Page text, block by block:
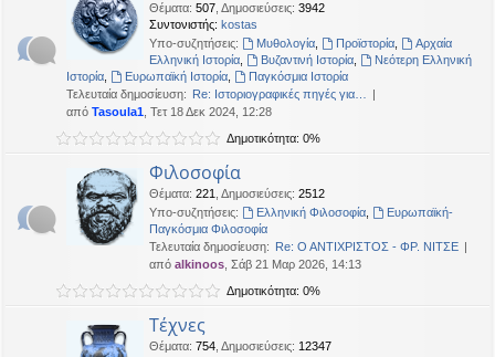
Θέματα: 507 Δημοσιεύσεις: 3942
Συντονιστής: kostas
Υπο-συζητήσεις:
Μυθολογία, Προϊστορία,
Αρχαία
Ελληνική Ιστορία
Βυζαντινή Ιστορία,
Νεότερη Ελληνική
Ιστορία
Ευρωπαϊκή Ιστορία,
Παγκόσμια Ιστορία
Τελευταία δημοσίευση: Re: Ιστοριογραφικές πηγές για…
από Tasoula1 , Τετ 18 Δεκ 2024, 12:28
Δημοτικότητα: 0%
Φιλοσοφία
Θέματα: 221 Δημοσιεύσεις: 2512
Υπο-συζητήσεις:
Ελληνική Φιλοσοφία,
Ευρωπαϊκή-
Παγκόσμια Φιλοσοφία
Τελευταία δημοσίευση: Re: Ο ΑΝΤΙΧΡΙΣΤΟΣ - ΦΡ. ΝΙΤΣΕ
από alkinoos , Σάβ 21 Μαρ 2026, 14:13
Δημοτικότητα: 0%
Τέχνες
Θέματα: 754 Δημοσιεύσεις: 12347